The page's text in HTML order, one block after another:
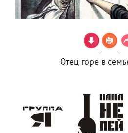
Отец горе в